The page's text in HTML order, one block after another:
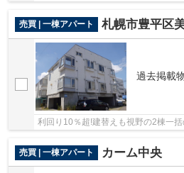
売買 | 一棟アパート 札幌市豊平区
過去掲載
利回り10％超!建替えも視野の2棟一括
売買 | 一棟アパート カーム中央